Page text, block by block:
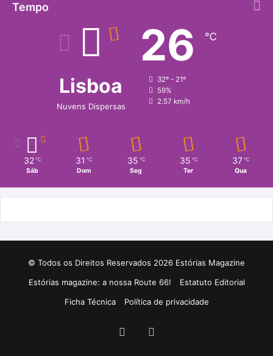
Tempo
Lisboa
Nuvens Dispersas
26 ℃
32º - 21º
59%
2.57 km/h
32 ℃
Sáb
31 ℃
Dom
35 ℃
Seg
35 ℃
Ter
37 ℃
Qua
© Todos os Direitos Reservados 2026 Estórias Magazine
Estórias magazine: a nossa Route 66!
Estatuto Editorial
Ficha Técnica
Política de privacidade
Facebook